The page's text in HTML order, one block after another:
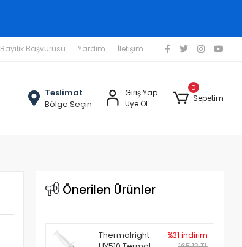
Bayilik Başvurusu Yardım İletişim
Teslimat
Bölge Seçin
Giriş Yap
Üye Ol
0
Sepetim
Önerilen Ürünler
Thermalright
%31 indirim